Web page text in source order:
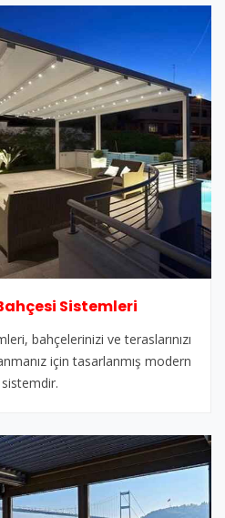
Sistemleri
bahçelerinizi ve teraslarınızı
için tasarlanmış modern